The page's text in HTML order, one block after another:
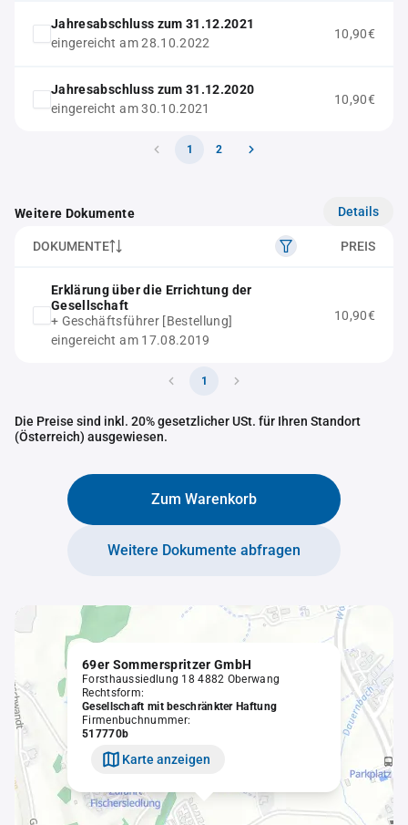
Jahresabschluss zum 31.12.2021
eingereicht am 28.10.2022
10,90€
Jahresabschluss zum 31.12.2020
eingereicht am 30.10.2021
10,90€
1 2
Weitere Dokumente Details
DOKUMENTE PREIS
Erklärung über die Errichtung der
Gesellschaft
+ Geschäftsführer [Bestellung]
eingereicht am 17.08.2019
10,90€
1
Die Preise sind inkl. 20% gesetzlicher USt. für Ihren Standort
(Österreich) ausgewiesen.
Zum Warenkorb
Weitere Dokumente abfragen
69er Sommerspritzer GmbH
Forsthaussiedlung 18 4882 Oberwang
Rechtsform:
Gesellschaft mit beschränkter Haftung
Firmenbuchnummer:
517770b
Karte anzeigen